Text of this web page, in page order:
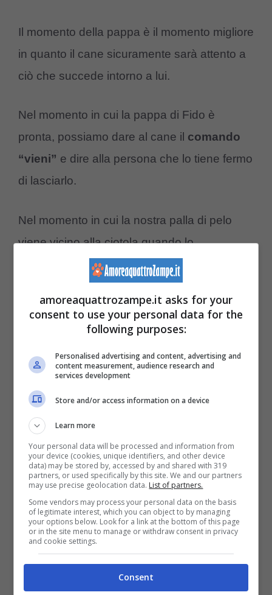
Il momento della pappa è il momento migliore
in quanto il cane sicuramente sarà attento a
ciò che succede intorno a lui.
Nel momento in cui la pappa di Fido è
pronta, possiamo dare al cane il comando
“vieni” e dire alla persona che lo tiene fermo
di lasciarlo.
Nel momento in cui la nostra palla di pelo
viene vicino alla ciotola quando lo
lodiamolo e riempiamolo di
. È necessario fare tale esercizio
spesso, prima che il cane abbia imparato
bene il comando.
Una volta che la nostra palla di pelo ha
imparato il comando del richiamo, possiamo
situazioni e successivamente all’aperto.
Possiamo, infatti chiamare il cane quando
siamo in un’altra stanza e vedere se lui
risponde al nostro richiamo, ovviamente ogni
volta che Fido risponde al nostro comando
dobbiamo lodarlo e dargli unbiscottino
come ricompensa.
amoreaquattrozampe.it asks for your
consent to use your personal data for the
following purposes:
Personalised advertising and content, advertising and
content measurement, audience research and
services development
Store and/or access information on a device
Learn more
Your personal data will be processed and information from
your device (cookies, unique identifiers, and other device
data) may be stored by, accessed by and shared with 319
partners, or used specifically by this site. We and our partners
may use precise geolocation data. List of partners.
Some vendors may process your personal data on the basis
of legitimate interest, which you can object to by managing
your options below. Look for a link at the bottom of this page
or in the site menu to manage or withdraw consent in privacy
and cookie settings.
Consent